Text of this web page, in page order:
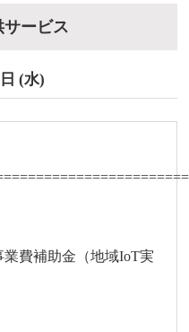
ービス
(水)
費補助金（地域IoT実